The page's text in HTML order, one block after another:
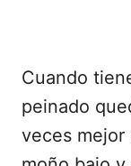
Cuando
peinado
veces mejor